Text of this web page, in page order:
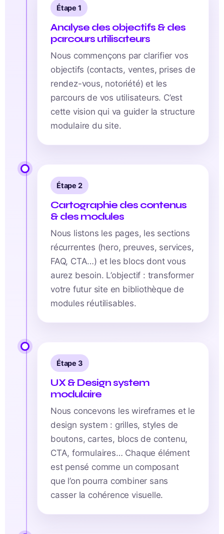
Étape 1
Analyse des objectifs & des
parcours utilisateurs
Nous commençons par clarifier vos
objectifs (contacts, ventes, prises de
rendez-vous, notoriété) et les
parcours de vos utilisateurs. C’est
cette vision qui va guider la structure
modulaire du site.
Étape 2
Cartographie des contenus
& des modules
Nous listons les pages, les sections
récurrentes (hero, preuves, services,
FAQ, CTA…) et les blocs dont vous
aurez besoin. L’objectif : transformer
votre futur site en bibliothèque de
modules réutilisables.
Étape 3
UX & Design system
modulaire
Nous concevons les wireframes et le
design system : grilles, styles de
boutons, cartes, blocs de contenu,
CTA, formulaires… Chaque élément
est pensé comme un composant
que l’on pourra combiner sans
casser la cohérence visuelle.